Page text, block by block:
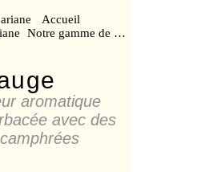
Accueil
Notre gamme de …
aromatique
avec des